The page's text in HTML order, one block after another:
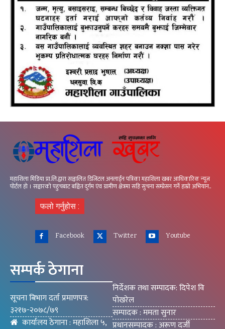
महाशिला मिडिया प्रा.लि.द्वारा सञ्चालित डिजिटल अनलाईन पत्रिका महाशिला खबर आधिकारिक न्यूज
पोर्टल हो । सञ्चारको पहुचबाट बञ्चित दुर्गम एंव ग्रामीण क्षेत्रमा सहि सुचना सम्प्रेसन गर्ने हाम्रो अभियान..
फलो गर्नुहोस :
Facebook Twitter Youtube
सम्पर्क ठेगाना
सूचना बिभाग दर्ता प्रमाणपत्र:
३२१७-२०७८/७९
कार्यालय ठेगाना : महाशिला ५,
निर्देशक तथा सम्पादक: दिपेश वि
पोखरेल
सम्पादक : ममता सुनार
प्रधानसम्पादक : अरूण दर्जी